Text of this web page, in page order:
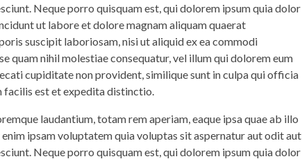
Neque porro quisquam est, qui dolorem ipsum quia dolor
ut labore et dolore magnam aliquam quaerat
suscipit laboriosam, nisi ut aliquid ex ea commodi
quam nihil molestiae consequatur, vel illum qui dolorem eum
cupiditate non provident, similique sunt in culpa qui officia
est et expedita distinctio.
laudantium, totam rem aperiam, eaque ipsa quae ab illo
ipsam voluptatem quia voluptas sit aspernatur aut odit aut
Neque porro quisquam est, qui dolorem ipsum quia dolor